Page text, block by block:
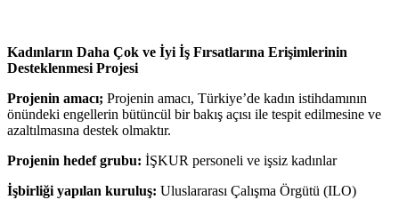
Kadınların Daha Çok ve İyi İş Fırsatlarına Erişimlerinin
Desteklenmesi Projesi
Projenin amacı; Projenin amacı, Türkiye’de kadın istihdamının
önündeki engellerin bütüncül bir bakış açısı ile tespit edilmesine ve
azaltılmasına destek olmaktır.
Projenin hedef grubu: İŞKUR personeli ve işsiz kadınlar
İşbirliği yapılan kuruluş: Uluslararası Çalışma Örgütü (ILO)